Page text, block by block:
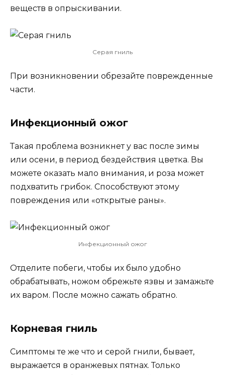
веществ в опрыскивании.
Серая гниль
При возникновении обрезайте поврежденные
части.
Инфекционный ожог
Такая проблема возникнет у вас после зимы
или осени, в период бездействия цветка. Вы
можете оказать мало внимания, и роза может
подхватить грибок. Способствуют этому
повреждения или «открытые раны».
Инфекционный ожог
Отделите побеги, чтобы их было удобно
обрабатывать, ножом обрежьте язвы и замажьте
их варом. После можно сажать обратно.
Корневая гниль
Симптомы те же что и серой гнили, бывает,
выражается в оранжевых пятнах. Только